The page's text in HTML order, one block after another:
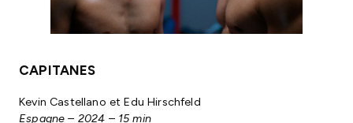
CAPITANES
Kevin Castellano et Edu Hirschfeld
Espagne – 2024 – 15 min